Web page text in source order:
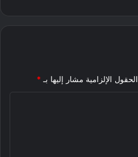
الحقول الإلزامية مشار إليها بـ *